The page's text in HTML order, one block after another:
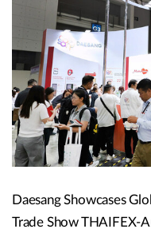
Daesang Showcases
Trade Show THAIFEX-